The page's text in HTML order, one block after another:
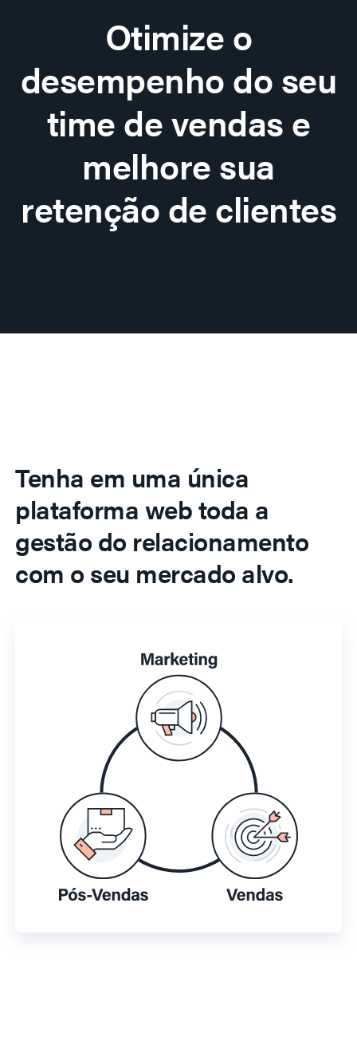
Otimize o
desempenho do seu
time de vendas e
melhore sua
retenção de clientes
Tenha em uma única
plataforma web toda a
gestão do relacionamento
com o seu mercado alvo.